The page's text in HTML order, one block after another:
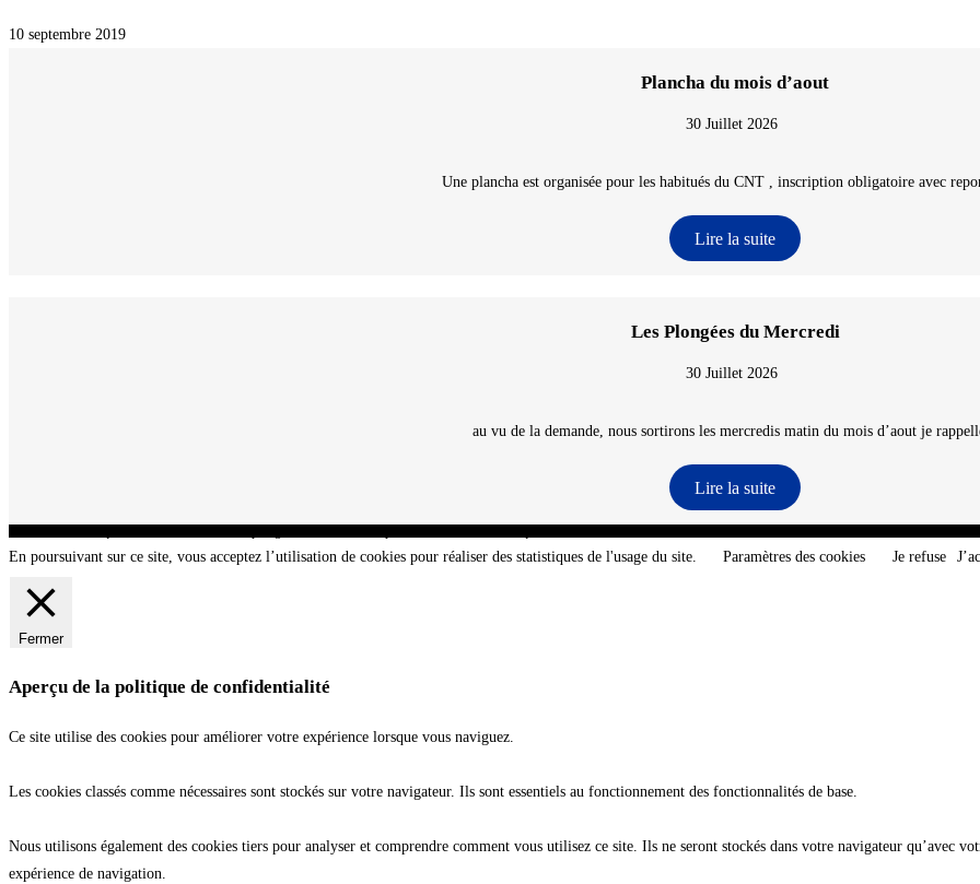
10 septembre 2019
Plancha du mois d’aout
30 Juillet 2026
Une plancha est organisée pour les habitués du CNT , inscription obligatoire avec
Lire la suite
Les Plongées du Mercredi
30 Juillet 2026
au vu de la demande, nous sortirons les mercredis matin du mois d’aout je
Lire la suite
En poursuivant sur ce site, vous acceptez l’utilisation de cookies pour réaliser des statistiques de l'usage du site. Paramètres des cookies Je refuse
Fermer
Aperçu de la politique de confidentialité
Ce site utilise des cookies pour améliorer votre expérience lorsque vous naviguez.
Les cookies classés comme nécessaires sont stockés sur votre navigateur. Ils sont essentiels au fonctionnement des fonctionnalités de base.
Nous utilisons également des cookies tiers pour analyser et comprendre comment vous utilisez ce site. Ils ne seront stockés dans votre navigateur qu’avec
expérience de navigation.